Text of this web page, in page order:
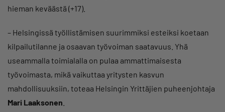
hieman keväästä (+17).
– Helsingissä työllistämisen suurimmiksi esteiksi koetaan
kilpailutilanne ja osaavan työvoiman saatavuus. Yhä
useammalla toimialalla on pulaa ammattimaisesta
työvoimasta, mikä vaikuttaa yritysten kasvun
mahdollisuuksiin, toteaa Helsingin Yrittäjien puheenjohtaja
Mari Laaksonen